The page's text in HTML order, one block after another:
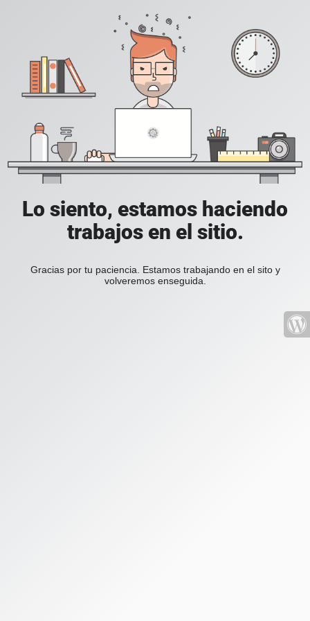
Lo siento, estamos haciendo
trabajos en el sitio.
Gracias por tu paciencia. Estamos trabajando en el sito y
volveremos enseguida.